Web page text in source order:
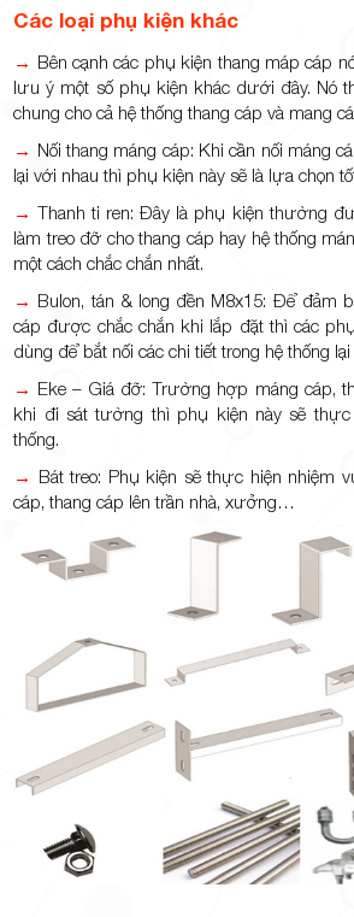
Các loại phụ kiện khác
→ Bên cạnh các phụ kiện thang máp cáp
lưu ý một số phụ kiện khác dưới đây. Nó
chung cho cả hệ thống thang cáp và mang
→ Nối thang máng cáp: Khi cần nối máng
lại với nhau thì phụ kiện này sẽ là lựa chọn
→Thanh ti ren: Đây là phụ kiện thường
làm treo đỡ cho thang cáp hay hệ thống
một cách chắc chắn nhất.
→ Bulon, tán & long đền M8x15: Để đảm
cáp được chắc chắn khi lắp đặt thì các
dùng để bắt nối các chi tiết trong hệ thống
→ Eke – Giá đỡ: Trường hợp máng cáp,
khi đi sát tường thì phụ kiện này sẽ
thống.
→ Bát treo: Phụ kiện sẽ thực hiện nhiệm
cáp, thang cáp lên trần nhà, xưởng…